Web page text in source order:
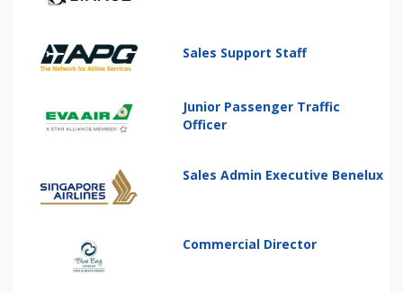
Sales Support Staff
Junior Passenger Traffic
Officer
Sales Admin Executive Benelux
Commercial Director